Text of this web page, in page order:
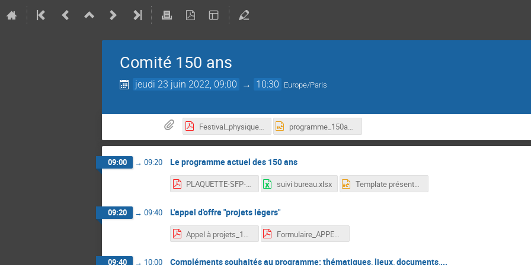
Comité 150 ans
jeudi 23 juin 2022, 09:00 → 10:30 Europe/Paris
Festival_physique_sfp.pdf programme_150ans_comiteorganisation.pptx
09:00 → 09:20 Le programme actuel des 150 ans
PLAQUETTE-SFP-APPEL-DE-FONDS-150ANS-HD.pdf suivi bureau.xlsx Template présentation projet
09:20 → 09:40 L'appel d'offre "projets légers"
Appel à projets_150 ans.pdf Formulaire_APPEL À PROJETS POUR LES 150 ANS DE LA SFP.pdf
09:40 → 10:00 Compléments souhaités au programme: thématiques, lieux, documents,...